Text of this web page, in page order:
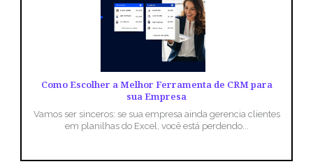
Como Escolher a Melhor Ferramenta de CRM para
sua Empresa
Vamos ser sinceros: se sua empresa ainda gerencia clientes
em planilhas do Excel, você está perdendo...